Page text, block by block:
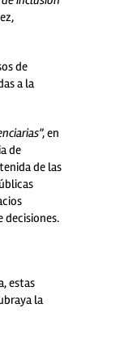
de
a la
”, en
de
de las
decisiones.
estas
la